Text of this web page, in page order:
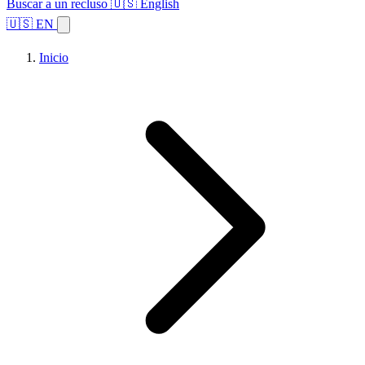
Buscar a un recluso 🇺🇸 English
🇺🇸 EN
Inicio